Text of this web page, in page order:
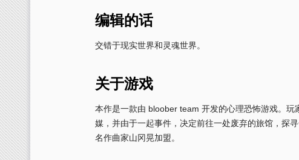
编辑的话
交错于现实世界和灵魂世界。
关于游戏
本作是一款由 bloober team 开发的心理恐怖游戏。
媒，并由于一起事件，决定前往一处废弃的旅馆，探
名作曲家山冈晃加盟。